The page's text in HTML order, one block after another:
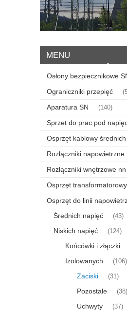
MENU
Osłony bezpiecznikowe
Ograniczniki przepięć
Aparatura SN (140)
Sprzet do prac pod
Osprzęt kablowy
Rozłączniki napowietrzne
Rozłączniki wnętrzowe nn
Osprzęt transformatorowy
Osprzęt do linii
Średnich napięć (43)
Niskich napięć (124)
Końcówki i złączki
Izolowanych (106)
Zaciski (31)
Pozostałe (38)
Uchwyty (37)